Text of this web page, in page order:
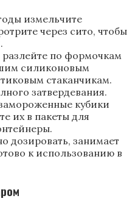
измельчите
через сито, чтобы
по формочкам
силиконовым
стаканчикам.
затвердевания.
кубики
их в пакеты для
дозировать, занимает
к использованию в